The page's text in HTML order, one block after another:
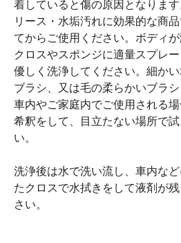
着していると傷の原因となりま
リース・水垢汚れに効果的な商
てからご使用ください。ボディ
クロスやスポンジに適量スプレー
優しく洗浄してください。細か
ブラシ、又は毛の柔らかいブラシ
車内やご家庭内でご使用される
希釈をして、目立たない場所で
い。
洗浄後は水で洗い流し、車内な
たクロスで水拭きをして液剤が
さい。